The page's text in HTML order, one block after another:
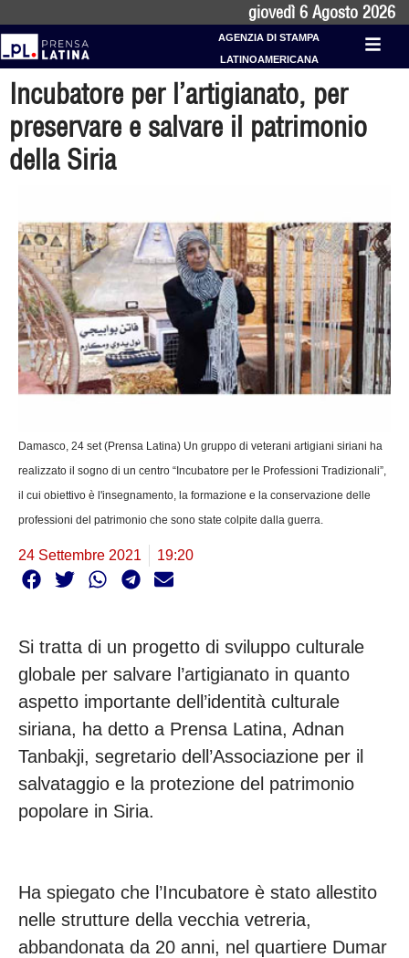
giovedì 6 Agosto 2026
AGENZIA DI STAMPA
LATINOAMERICANA
Incubatore per l’artigianato, per
preservare e salvare il patrimonio
della Siria
Damasco, 24 set (Prensa Latina) Un gruppo di veterani artigiani siriani ha
realizzato il sogno di un centro “Incubatore per le Professioni Tradizionali”,
il cui obiettivo è l'insegnamento, la formazione e la conservazione delle
professioni del patrimonio che sono state colpite dalla guerra.
24 Settembre 2021 19:20
Si tratta di un progetto di sviluppo culturale
globale per salvare l’artigianato in quanto
aspetto importante dell’identità culturale
siriana, ha detto a Prensa Latina, Adnan
Tanbakji, segretario dell’Associazione per il
salvataggio e la protezione del patrimonio
popolare in Siria.
Ha spiegato che l’Incubatore è stato allestito
nelle strutture della vecchia vetreria,
abbandonata da 20 anni, nel quartiere Dumar